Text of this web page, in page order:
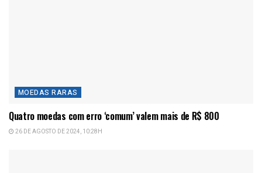
MOEDAS RARAS
Quatro moedas com erro ‘comum’ valem mais de R$ 800
26 DE AGOSTO DE 2024, 10:28H